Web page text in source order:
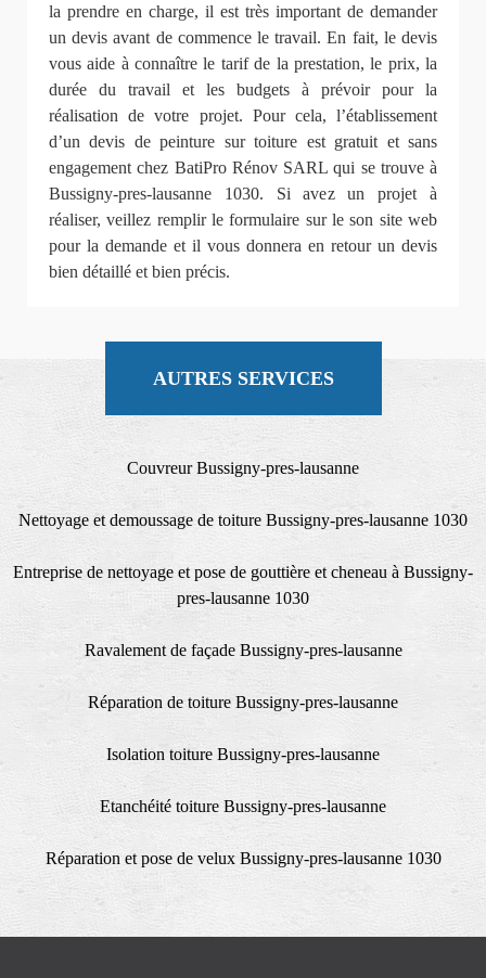
la prendre en charge, il est très important de demander
un devis avant de commence le travail. En fait, le devis
vous aide à connaître le tarif de la prestation, le prix, la
durée du travail et les budgets à prévoir pour la
réalisation de votre projet. Pour cela, l’établissement
d’un devis de peinture sur toiture est gratuit et sans
engagement chez BatiPro Rénov SARL qui se trouve à
Bussigny-pres-lausanne 1030. Si avez un projet à
réaliser, veillez remplir le formulaire sur le son site web
pour la demande et il vous donnera en retour un devis
bien détaillé et bien précis.
AUTRES SERVICES
Couvreur Bussigny-pres-lausanne
Nettoyage et demoussage de toiture Bussigny-pres-lausanne 1030
Entreprise de nettoyage et pose de gouttière et cheneau à Bussigny-
pres-lausanne 1030
Ravalement de façade Bussigny-pres-lausanne
Réparation de toiture Bussigny-pres-lausanne
Isolation toiture Bussigny-pres-lausanne
Etanchéité toiture Bussigny-pres-lausanne
Réparation et pose de velux Bussigny-pres-lausanne 1030